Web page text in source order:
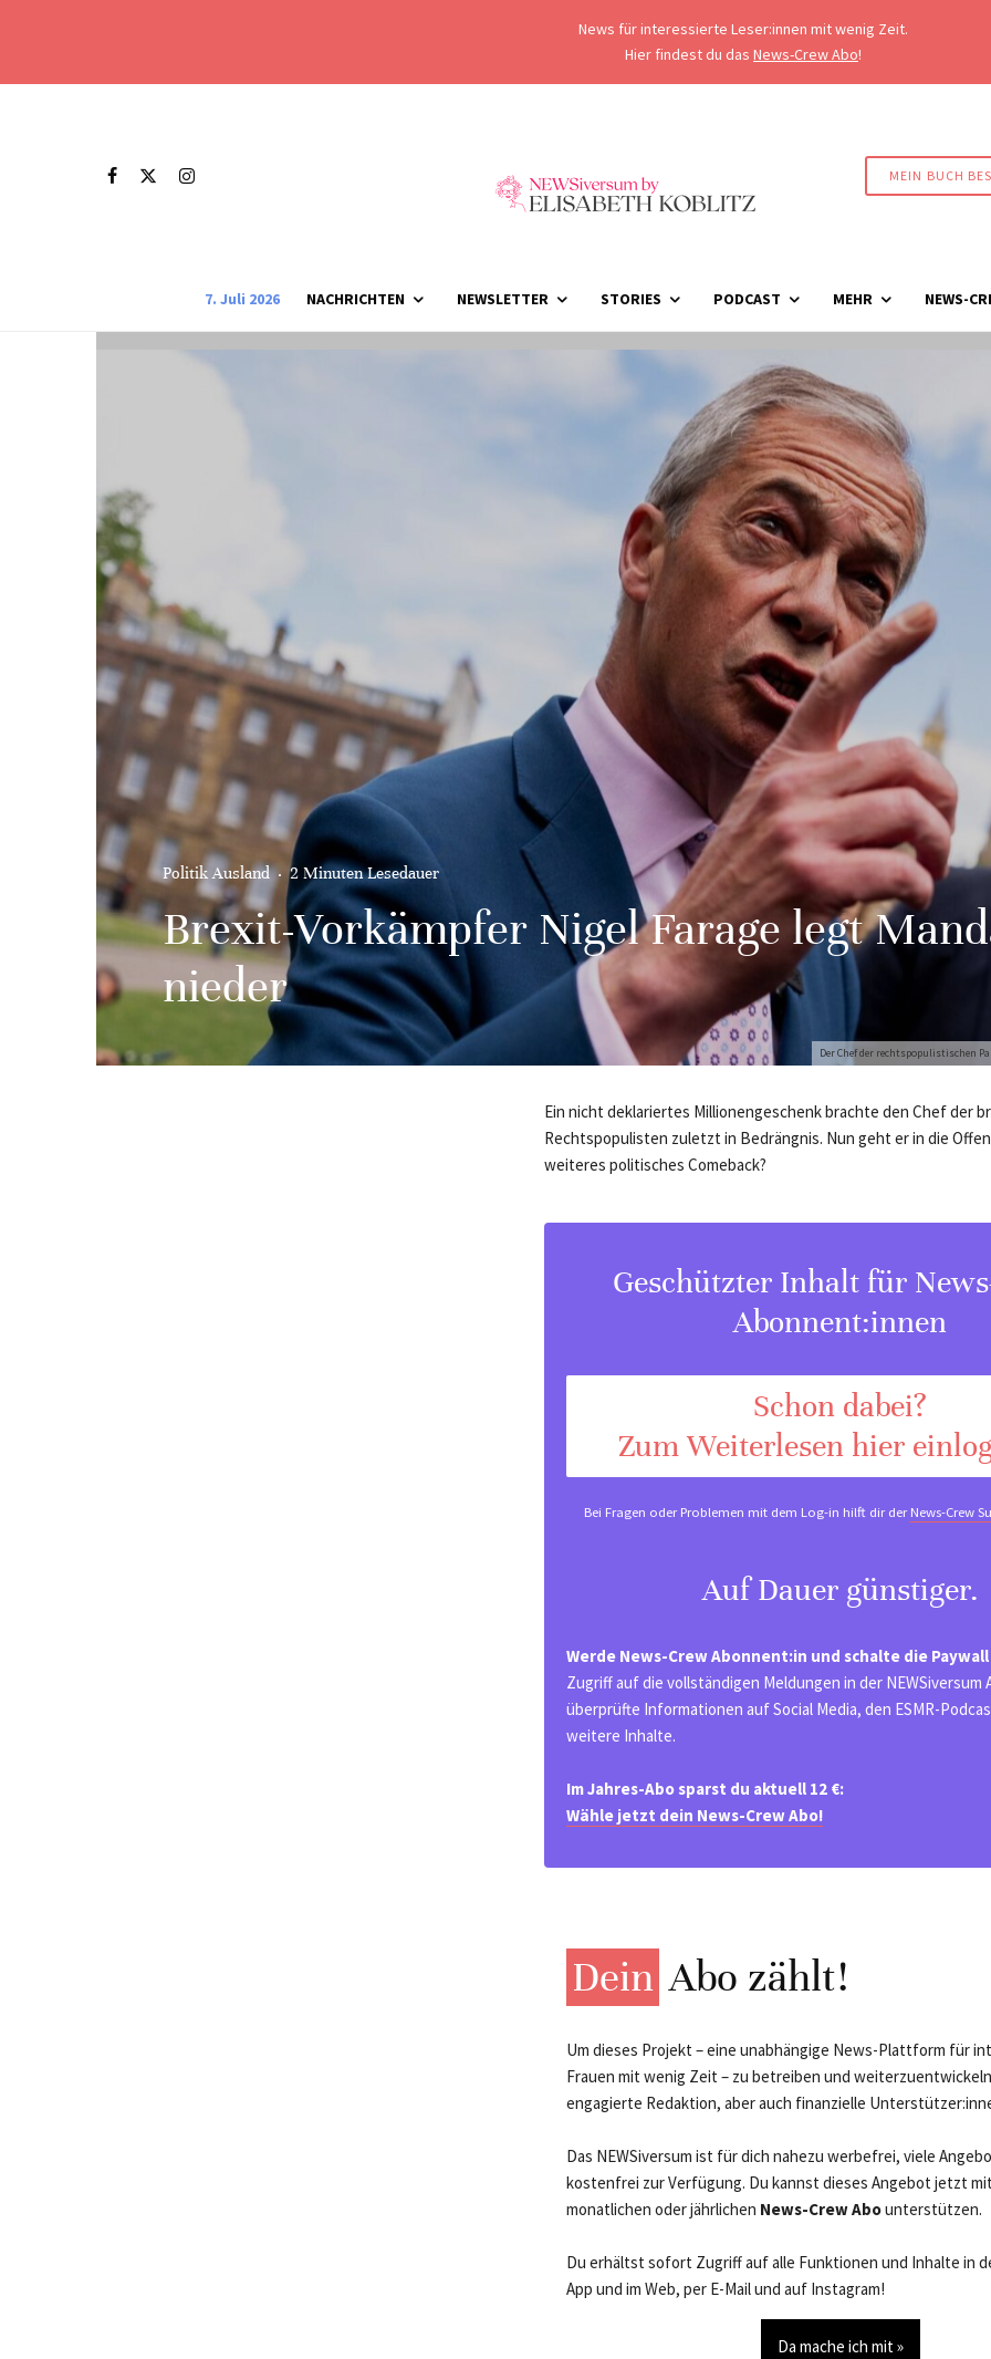
News für interessierte Leser:innen mit wenig Zeit.
Hier findest du das News-Crew Abo!
MEIN BUCH
7. Juli 2026 NACHRICHTEN NEWSLETTER STORIES PODCAST MEHR NEWS-
Der Chef der rechtspopulistischen
Politik Ausland · 2 Minuten Lesedauer
Brexit-Vorkämpfer Nigel Farage legt
nieder
Ein nicht deklariertes Millionengeschenk brachte den Chef der
Rechtspopulisten zuletzt in Bedrängnis. Nun geht er in die
weiteres politisches Comeback?
Geschützter Inhalt für
Abonnent:innen
Schon dabei?
Zum Weiterlesen hier
Bei Fragen oder Problemen mit dem Log-in hilft dir derNews-Crew
Auf Dauer günstiger.
Werde News-Crew Abonnent:in und schalte die
Zugriff auf die vollständigen Meldungen in der NEWSiversum
überprüfte Informationen auf Social Media, den ESMR-
weitere Inhalte.
Im Jahres-Abo sparst du aktuell 12 €:
Wähle jetzt dein News-Crew Abo!
Dein Abo zählt!
Um dieses Projekt – eine unabhängige News-Plattform für
Frauen mit wenig Zeit – zu betreiben und
engagierte Redaktion, aber auch finanzielle
Das NEWSiversum ist für dich nahezu werbefrei, viele
kostenfrei zur Verfügung. Du kannst dieses Angebot jetzt
monatlichen oder jährlichen News-Crew Abounterstützen.
Du erhältst sofort Zugriff auf alle Funktionen und Inhalte in
App und im Web, per E-Mail und auf Instagram!
Da mache ich mit »